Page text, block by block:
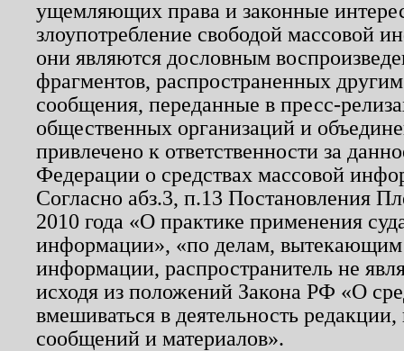
ущемляющих права и законные
злоупотребление свободой массовой
они являются дословным
фрагментов, распространенных
сообщения, переданные в пресс-
общественных организаций и
привлечено к ответственности за
Федерации о средствах массовой
Согласно абз.3, п.13 Постановления
2010 года «О практике применения
информации», «по делам, вытекающим
информации, распространитель не
исходя из положений Закона РФ «О
вмешиваться в деятельность
сообщений и материалов».